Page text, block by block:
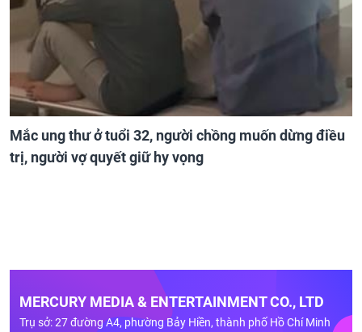
Mắc ung thư ở tuổi 32, người chồng muốn dừng điều
trị, người vợ quyết giữ hy vọng
MERCURY MEDIA & ENTERTAINMENT CO., LTD
Trụ sở: 27 đường A4, phường Bảy Hiền, thành phố Hồ Chí Minh